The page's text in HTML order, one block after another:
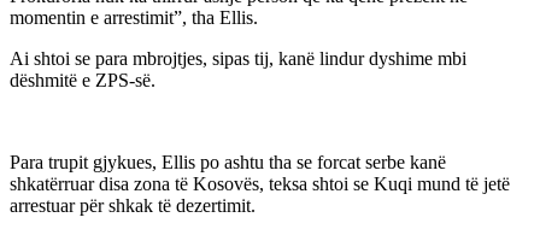
momentin e arrestimit”, tha Ellis.
Ai shtoi se para mbrojtjes, sipas tij, kanë lindur dyshime mbi
dëshmitë e ZPS-së.
Para trupit gjykues, Ellis po ashtu tha se forcat serbe kanë
shkatërruar disa zona të Kosovës, teksa shtoi se Kuqi mund të jetë
arrestuar për shkak të dezertimit.